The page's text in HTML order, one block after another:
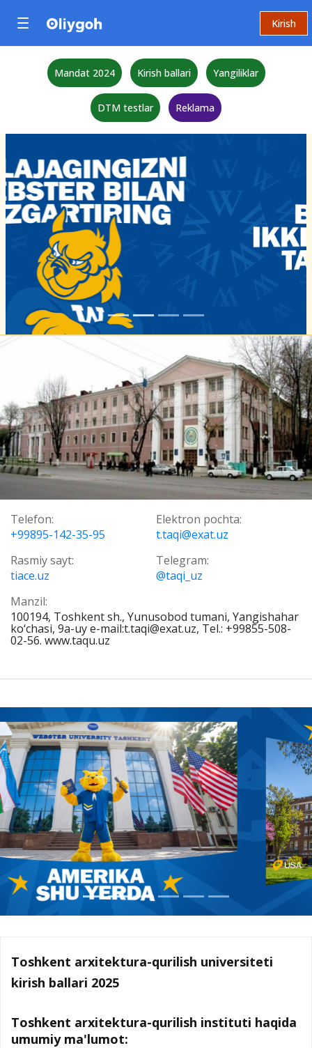
Kirish
Mandat 2024 Kirish ballari Yangiliklar
DTM testlar Reklama
Telefon:
+99895-142-35-95
Elektron pochta:
t.taqi@exat.uz
Rasmiy sayt:
tiace.uz
Telegram:
@taqi_uz
Manzil:
100194, Toshkent sh., Yunusobod tumani, Yangishahar
ko‘chasi, 9a-uy e-mail:t.taqi@exat.uz, Tel.: +99855-508-
02-56. www.taqu.uz
Toshkent arxitektura-qurilish universiteti
kirish ballari 2025
Toshkent arxitektura-qurilish instituti haqida
umumiy ma'lumot: